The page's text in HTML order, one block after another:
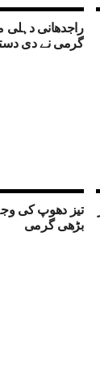
راجدھانی
گرمی نے دی
تیز دھوپ کی
بڑھی گرمی